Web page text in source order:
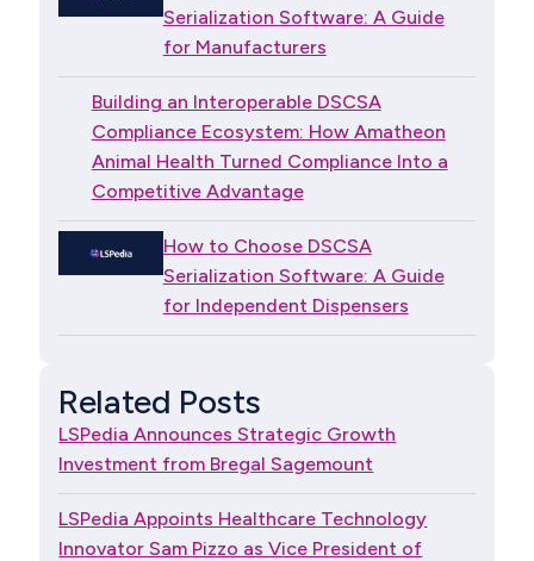
Serialization Software: A Guide
for Manufacturers
Building an Interoperable DSCSA
Compliance Ecosystem: How Amatheon
Animal Health Turned Compliance Into a
Competitive Advantage
How to Choose DSCSA
Serialization Software: A Guide
for Independent Dispensers
Related Posts
LSPedia Announces Strategic Growth
Investment from Bregal Sagemount
LSPedia Appoints Healthcare Technology
Innovator Sam Pizzo as Vice President of